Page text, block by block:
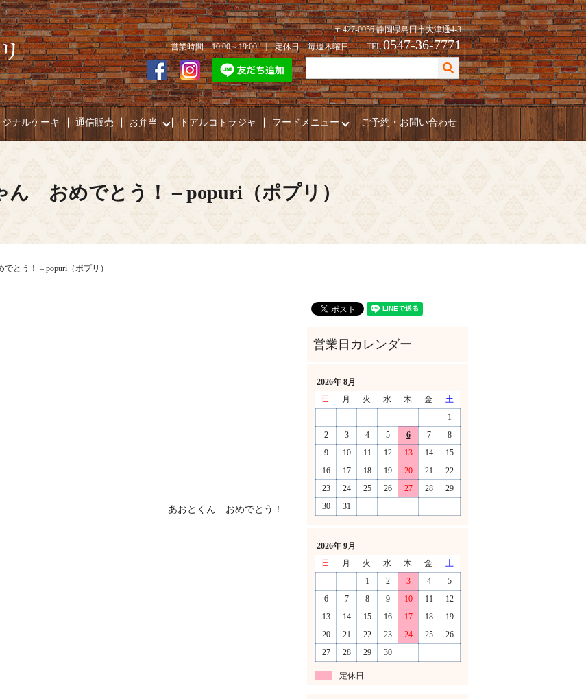
〒427-0056 静岡県島田市大津通4-3
営業時間 10:00～19:00 | 定休日 毎週木曜日 | TEL0547-36-7771
ジナルケーキ 通信販売 お弁当 トアルコトラジャ フードメニュー ご予約・お問い合わせ
ん おめでとう！ – popuri（ポプリ）
とう！ – popuri（ポプリ）
あおとくん おめでとう！
2026年 8月
日
月 火 水 木 金
土
1
2
3 4 5 6 7
8
9
10 11 12 13 14
15
16
17 18 19 20 21
22
23
24 25 26 27 28
29
30
31
2026年 9月
日
月 火 水 木 金
土
1
2 3 4
5
6
7 8 9 10 11
12
13
14 15 16 17 18
19
20
21 22 23 24 25
26
27
28 29 30
定休日